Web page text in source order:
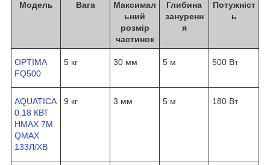
Модель Вага
Максимал
ьний
розмір
частинок
Глибина
зануренн
я
Потужніст
ь
OPTIMA
FQ500
5 кг 30 мм 5 м 500 Вт
AQUATICA
0.18 КВТ
HMAX 7М
QMAX
133Л/ХВ
9 кг 3 мм 5 м 180 Вт